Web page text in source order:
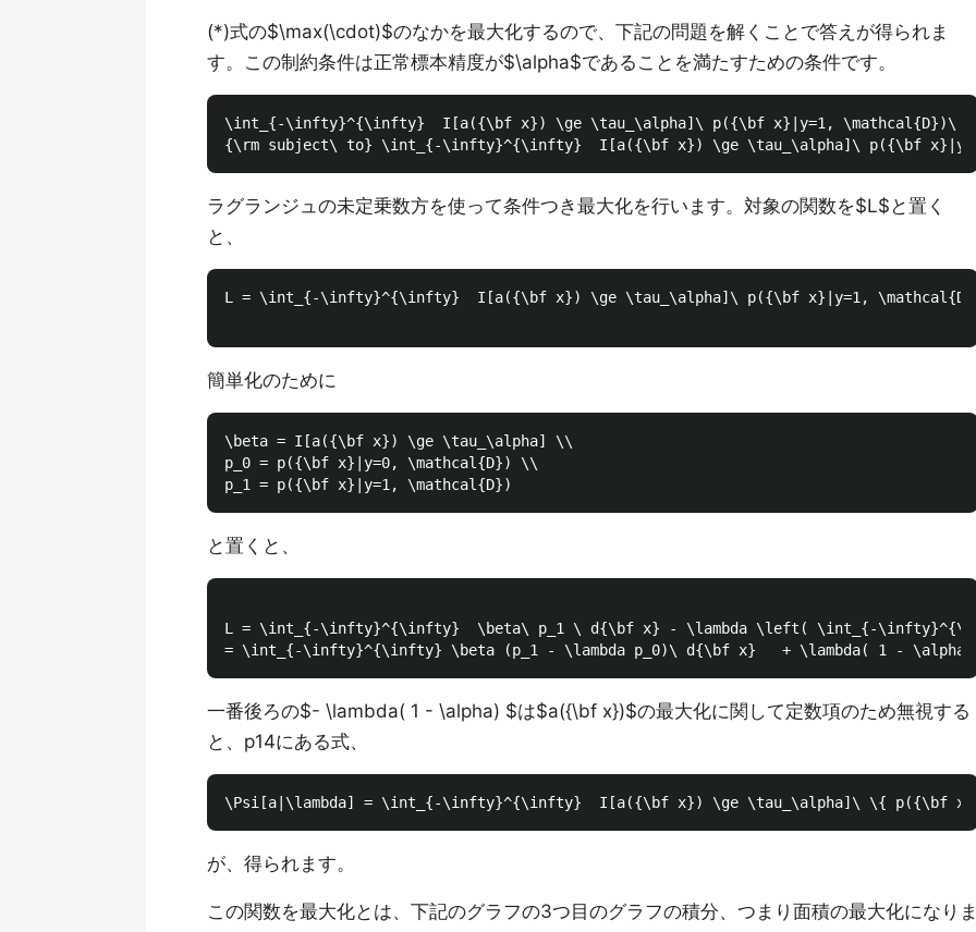
(*)式の$\max(\cdot)$のなかを最大化するので、下記の問題を解くことで答えが得られま
す。この制約条件は正常標本精度が$\alpha$であることを満たすための条件です。
\int_{-\infty}^{\infty}  I[a({\bf x}) \ge \tau_\alpha]\ p({\bf x}|y=1, \mathcal{D})\
ラグランジュの未定乗数方を使って条件つき最大化を行います。対象の関数を$L$と置く
と、
L = \int_{-\infty}^{\infty}  I[a({\bf x}) \ge \tau_\alpha]\ p({\bf x}|y=1,
簡単化のために
\beta = I[a({\bf x}) \ge \tau_\alpha] \\
p_0 = p({\bf x}|y=0, \mathcal{D}) \\
と置くと、
L = \int_{-\infty}^{\infty}  \beta\ p_1 \ d{\bf x} - \lambda \left( \int_{-
一番後ろの$- \lambda( 1 - \alpha) $は$a({\bf x})$の最大化に関して定数項のため無視する
と、p14にある式、
が、得られます。
この関数を最大化とは、下記のグラフの3つ目のグラフの積分、つまり面積の最大化になり